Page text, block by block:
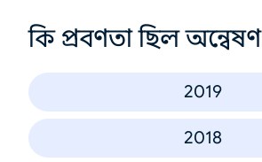
কি প্রবণতা ছিল অন্বেষণ
2019
2018